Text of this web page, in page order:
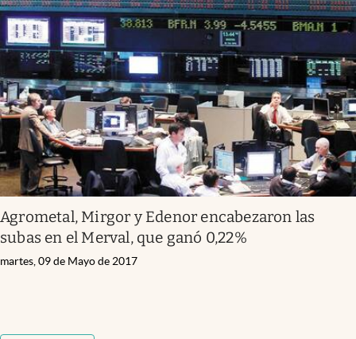
Agrometal, Mirgor y Edenor encabezaron las
subas en el Merval, que ganó 0,22%
martes, 09 de Mayo de 2017